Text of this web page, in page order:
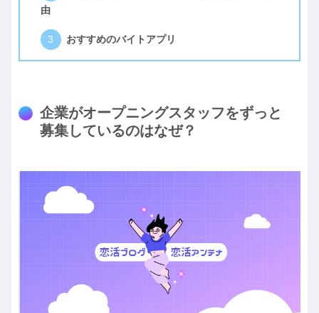
由
おすすめのバイトアプリ
企業がオープニングスタッフをずっと
募集しているのはなぜ？